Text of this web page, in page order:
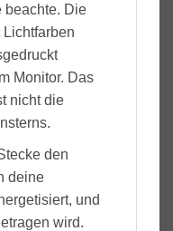
beachte. Die
Monitor. Das
nicht die
den
deine
und
wird.